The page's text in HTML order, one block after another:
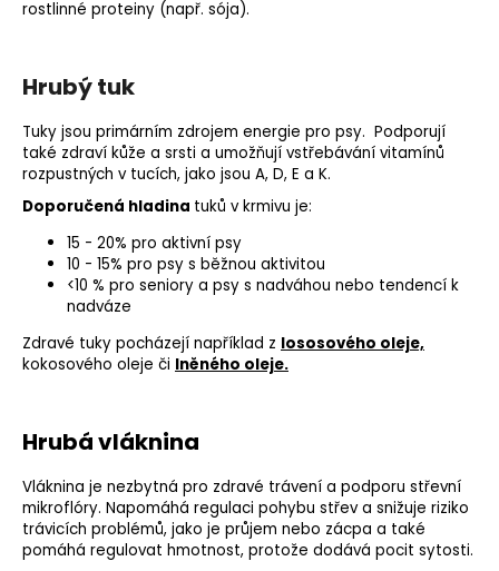
rostlinné proteiny (např. sója).
Hrubý tuk
Tuky jsou primárním zdrojem energie pro psy. Podporují
také zdraví kůže a srsti a umožňují vstřebávání vitamínů
rozpustných v tucích, jako jsou A, D, E a K.
Doporučená hladina tuků v krmivu je:
15 - 20% pro aktivní psy
10 - 15% pro psy s běžnou aktivitou
<10 % pro seniory a psy s nadváhou nebo tendencí k
nadváze
Zdravé tuky pocházejí například z lososového oleje,
kokosového oleje či lněného oleje.
Hrubá vláknina
Vláknina je nezbytná pro zdravé trávení a podporu střevní
mikroflóry. Napomáhá regulaci pohybu střev a snižuje riziko
trávicích problémů, jako je průjem nebo zácpa a také
pomáhá regulovat hmotnost, protože dodává pocit sytosti.